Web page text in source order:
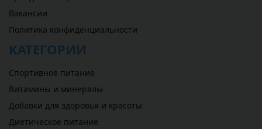
Вакансии
Политика конфиденциальности
КАТЕГОРИИ
Спортивное питание
Витамины и минералы
Добавки для здоровья и красоты
Диетическое питание